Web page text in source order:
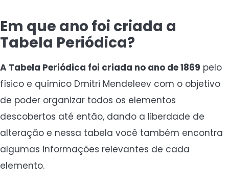
Em que ano foi criada a
Tabela Periódica?
A Tabela Periódica foi criada no ano de 1869 pelo
físico e químico Dmitri Mendeleev com o objetivo
de poder organizar todos os elementos
descobertos até então, dando a liberdade de
alteração e nessa tabela você também encontra
algumas informações relevantes de cada
elemento.